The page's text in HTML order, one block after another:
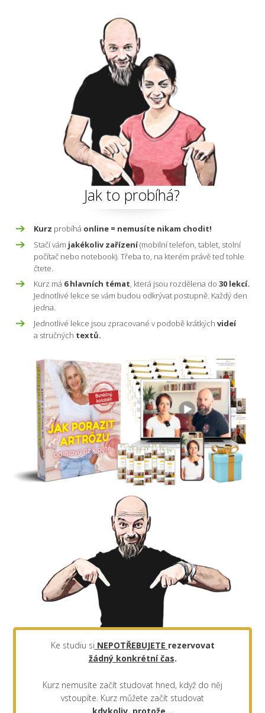
Jak to probíhá?
Kurz probíhá online = nemusíte nikam chodit!
Stačí vám jakékoliv zařízení(mobilní telefon, tablet, stolní
počítač nebo notebook). Třeba to, na kterém právě teď tohle
čtete.
Kurz má 6 hlavních témat, která jsou rozdělena do 30 lekcí.
Jednotlivé lekce se vám budou odkrývat postupně. Každý den
jedna.
Jednotlivé lekce jsou zpracované v podobě krátkých videí
a stručných textů.
Ke studiu si NEPOTŘEBUJETE rezervovat
žádný konkrétní čas.
Kurz nemusíte začít studovat hned, když do něj
vstoupíte. Kurz můžete začít studovat
kdykoliv, protože...